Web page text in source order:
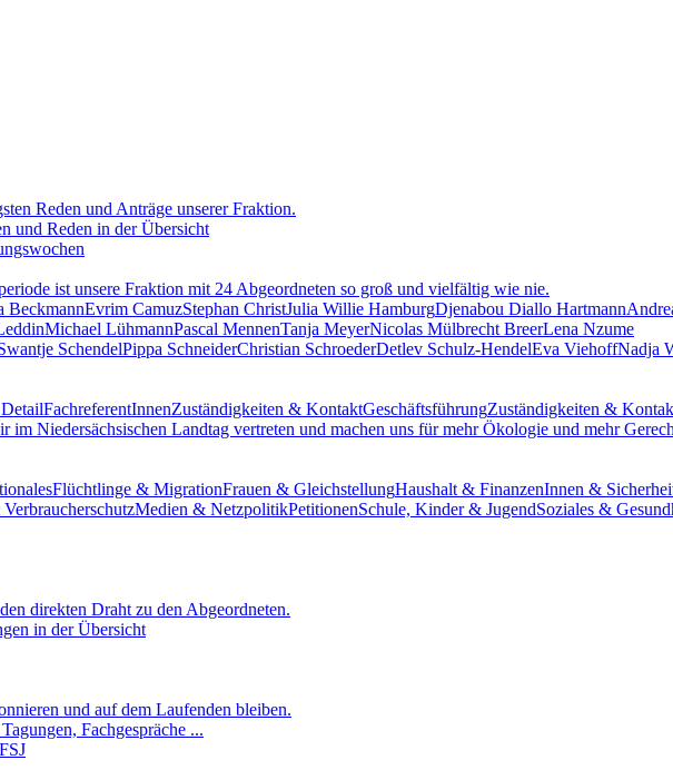
Reden und Anträge unserer Fraktion.
und Reden in der Übersicht
ist unsere Fraktion mit 24 Abgeordneten so groß und vielfältig wie nie.
BeckmannEvrim CamuzStephan ChristJulia Willie HamburgDjenabou Diallo Hartmann
Michael LühmannPascal MennenTanja MeyerNicolas Mülbrecht BreerLena Nzume
SchendelPippa SchneiderChristian SchroederDetlev Schulz-HendelEva ViehoffNadja
FachreferentInnenZuständigkeiten & KontaktGeschäftsführungZuständigkeiten &
im Nieder­sächsischen Landtag vertreten und machen uns für mehr Ökologie und mehr
Flüchtlinge & MigrationFrauen & GleichstellungHaushalt & FinanzenInnen &
Medien & NetzpolitikPetitionenSchule, Kinder & JugendSoziales &
direkten Draht zu den Abgeordneten.
in der Übersicht
und auf dem Laufenden bleiben.
Fachgespräche ...